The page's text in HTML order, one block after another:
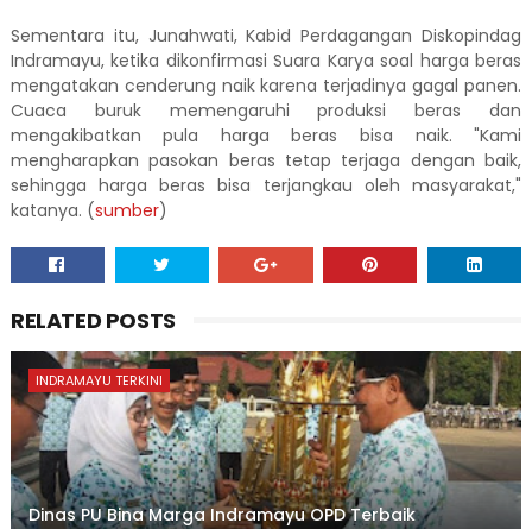
Sementara itu, Junahwati, Kabid Perdagangan Diskopindag
Indramayu, ketika dikonfirmasi Suara Karya soal harga beras
mengatakan cenderung naik karena terjadinya gagal panen.
Cuaca buruk memengaruhi produksi beras dan
mengakibatkan pula harga beras bisa naik. "Kami
mengharapkan pasokan beras tetap terjaga dengan baik,
sehingga harga beras bisa terjangkau oleh masyarakat,"
katanya. (sumber)
RELATED POSTS
INDRAMAYU TERKINI
Dinas PU Bina Marga Indramayu OPD Terbaik